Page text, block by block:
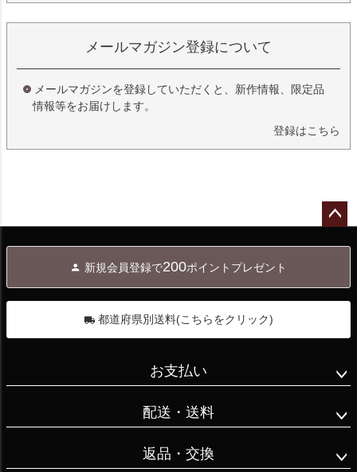
メールマガジン登録について
メールマガジンを登録していただくと、新作情報、限定品
情報等をお届けします。
登録はこちら
へ
新規会員登録で200ポイントプレゼント
都道府県別送料(こちらをクリック)
お支払い
配送・送料
返品・交換